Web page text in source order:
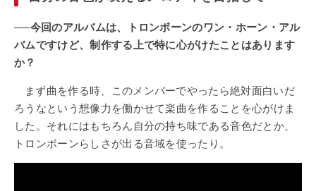
──今回のアルバムは、トロンボーンのワン・ホーン・アル
バムですけど、制作する上で特に心がけたことはあります
か？
まず曲を作る時、このメンバーでやったら絶対面白いだ
ろうなという想像力を働かせて楽曲を作ることを心がけま
した。それにはもちろん自分の持ち味である音色だとか、
トロンボーンらしさが出る音域を使ったり。